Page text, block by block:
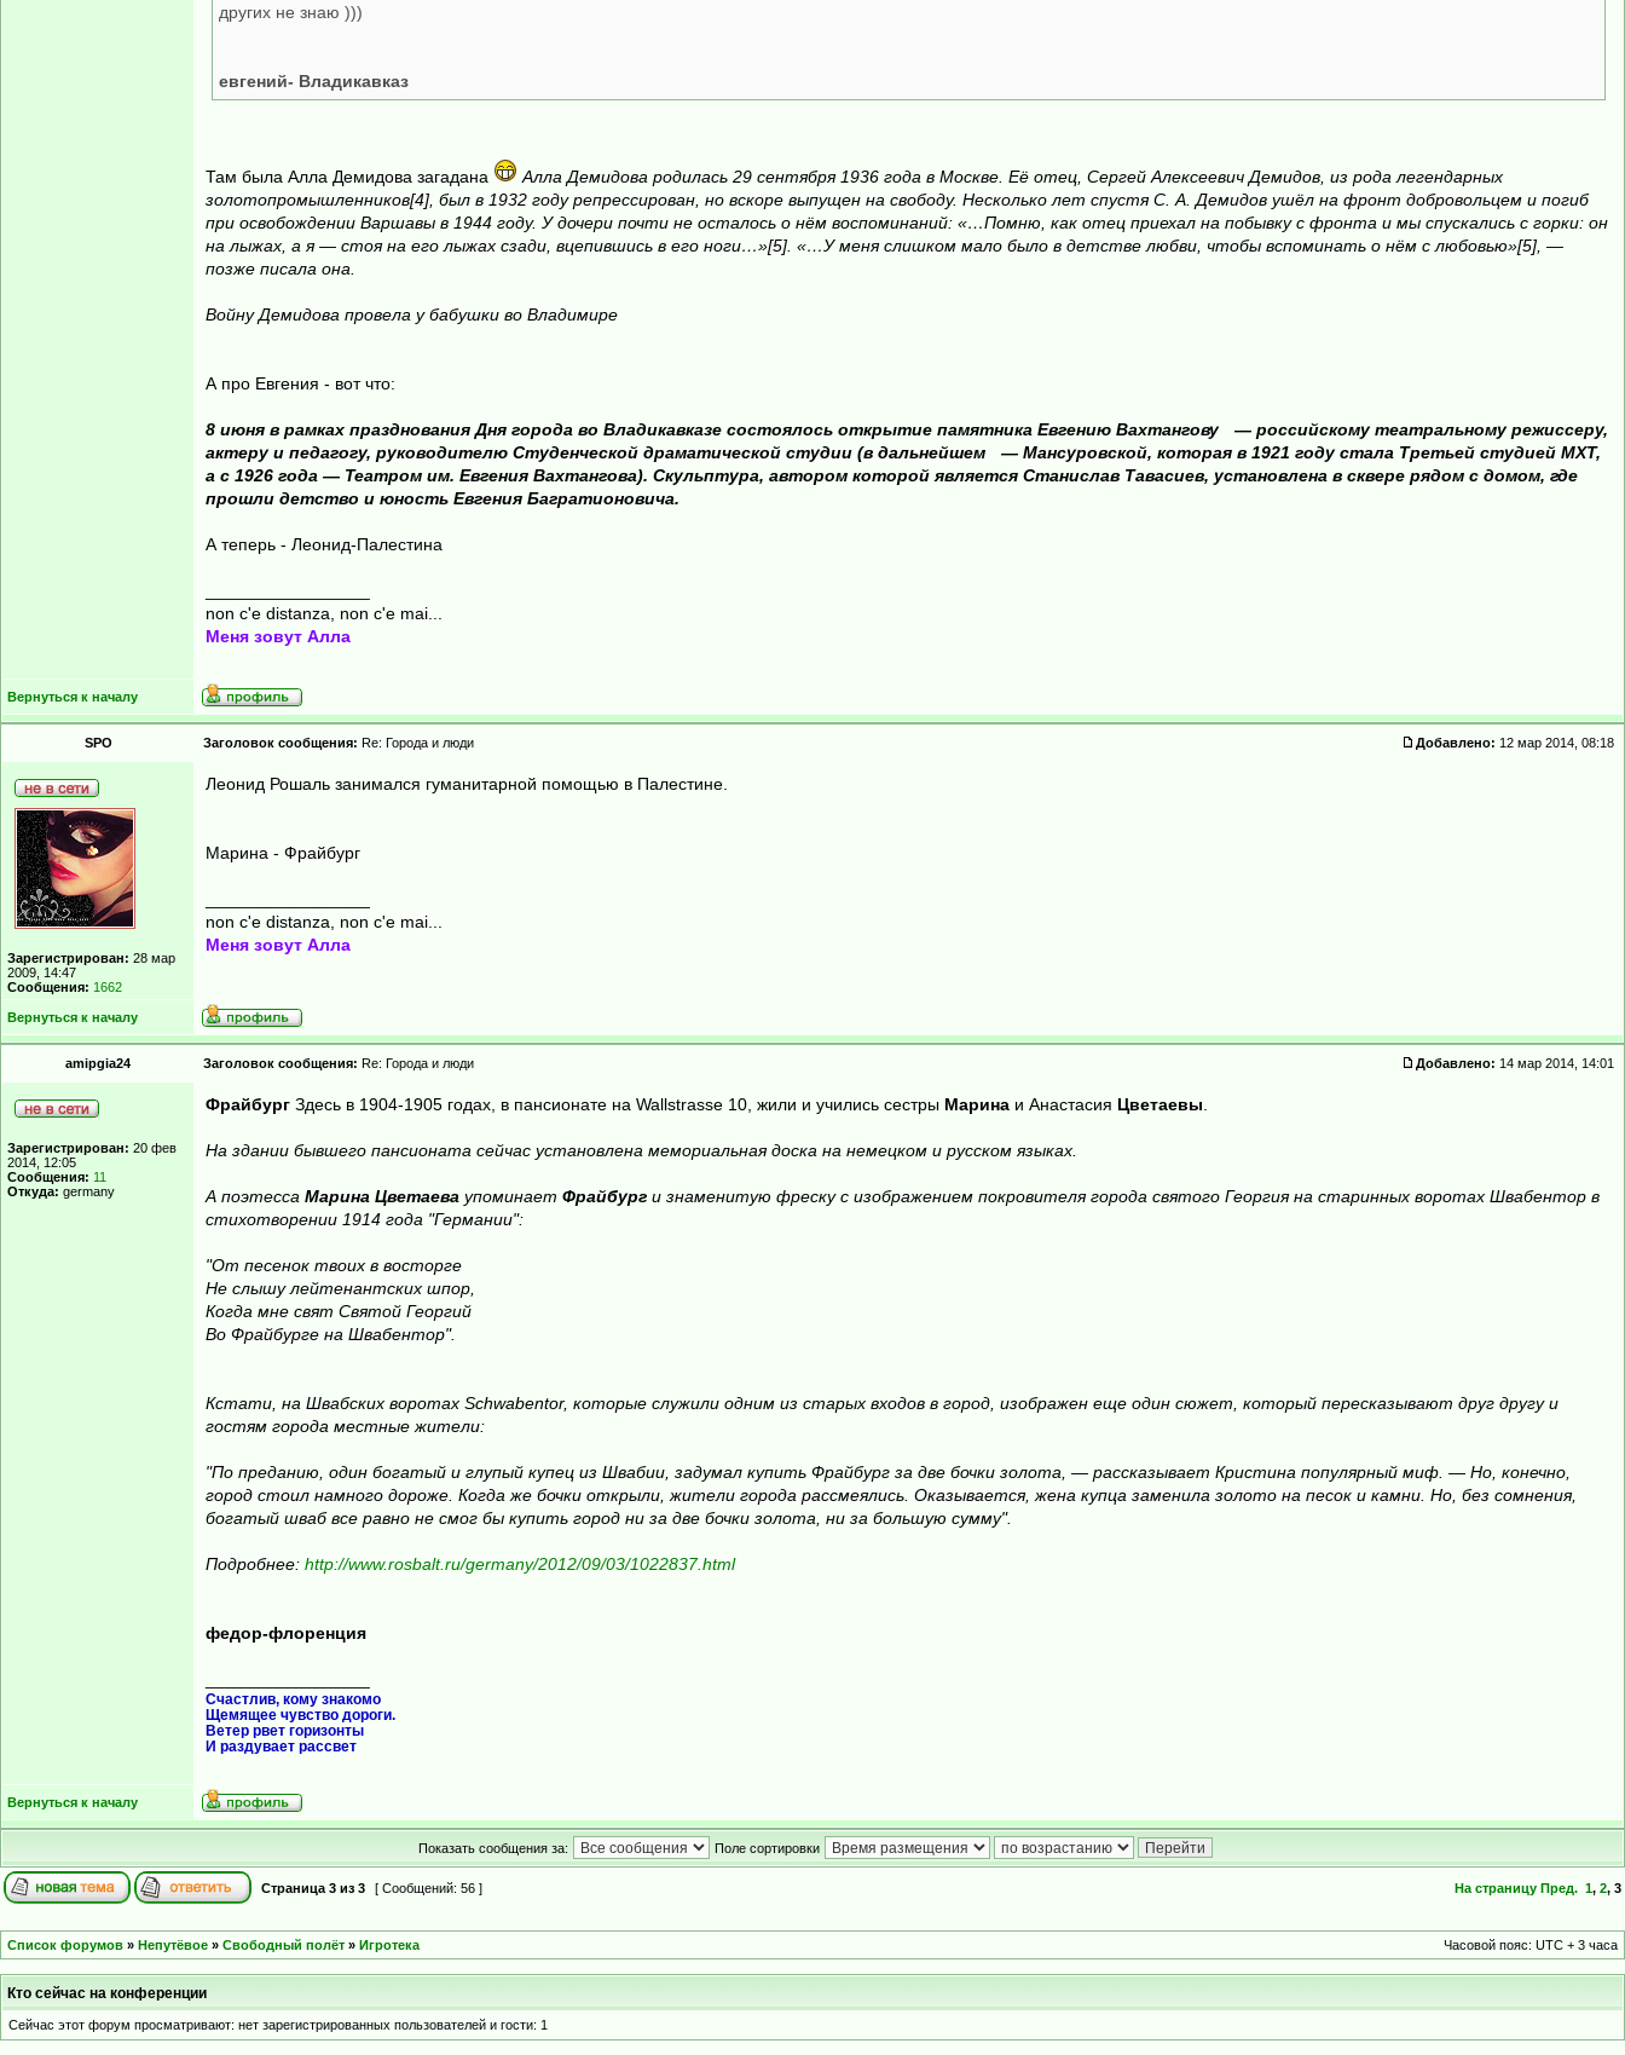
других не знаю )))
евгений- Владикавказ
Там была Алла Демидова загадана
Алла Демидова родилась 29 сентября 1936 года в Москве. Её отец, Сергей Алексеевич Демидов, из рода легендарных
золотопромышленников[4], был в 1932 году репрессирован, но вскоре выпущен на свободу. Несколько лет спустя С. А. Демидов ушёл на фронт добровольцем и погиб
при освобождении Варшавы в 1944 году. У дочери почти не осталось о нём воспоминаний: «…Помню, как отец приехал на побывку с фронта и мы спускались с горки: он
на лыжах, а я — стоя на его лыжах сзади, вцепившись в его ноги…»[5]. «…У меня слишком мало было в детстве любви, чтобы вспоминать о нём с любовью»[5], —
позже писала она.
Войну Демидова провела у бабушки во Владимире
А про Евгения - вот что:
8 июня в рамках празднования Дня города во Владикавказе состоялось открытие памятника Евгению Вахтангову — российскому театральному режиссеру,
актеру и педагогу, руководителю Студенческой драматической студии (в дальнейшем — Мансуровской, которая в 1921 году стала Третьей студией МХТ,
а с 1926 года — Театром им. Евгения Вахтангова). Скульптура, автором которой является Станислав Тавасиев, установлена в сквере рядом с домом, где
прошли детство и юность Евгения Багратионовича.
А теперь - Леонид-Палестина
non c'e distanza, non c'e mai...
Меня зовут Алла
Вернуться к началу
SPO Заголовок сообщения: Re: Города и люди Добавлено: 12 мар 2014, 08:18
Зарегистрирован: 28 мар
2009, 14:47
Сообщения: 1662
Леонид Рошаль занимался гуманитарной помощью в Палестине.
Марина - Фрайбург
non c'e distanza, non c'e mai...
Меня зовут Алла
Вернуться к началу
amipgia24 Заголовок сообщения: Re: Города и люди Добавлено: 14 мар 2014, 14:01
Зарегистрирован: 20 фев
2014, 12:05
Сообщения: 11
Откуда: germany
Фрайбург Здесь в 1904-1905 годах, в пансионате на Wallstrasse 10, жили и учились сестры Марина и Анастасия Цветаевы
На здании бывшего пансионата сейчас установлена мемориальная доска на немецком и русском языках.
А поэтесса Марина Цветаева упоминает Фрайбург и знаменитую фреску с изображением покровителя города святого Георгия на старинных воротах Швабентор в
стихотворении 1914 года "Германии":
"От песенок твоих в восторге
Не слышу лейтенантских шпор,
Когда мне свят Святой Георгий
Во Фрайбурге на Швабентор".
Кстати, на Швабских воротах Schwabentor, которые служили одним из старых входов в город, изображен еще один сюжет, который пересказывают друг другу и
гостям города местные жители:
"По преданию, один богатый и глупый купец из Швабии, задумал купить Фрайбург за две бочки золота, — рассказывает Кристина популярный миф. — Но, конечно,
город стоил намного дороже. Когда же бочки открыли, жители города рассмеялись. Оказывается, жена купца заменила золото на песок и камни. Но, без сомнения,
богатый шваб все равно не смог бы купить город ни за две бочки золота, ни за большую сумму".
Подробнее: http://www.rosbalt.ru/germany/2012/09/03/1022837.html
федор-флоренция
Счастлив, кому знакомо
Щемящее чувство дороги.
Ветер рвет горизонты
И раздувает рассвет
Вернуться к началу
Показать сообщения за: Поле сортировки
Страница 3 из 3 [ Сообщений: 56 ] На страницу Пред. 1, 2, 3
Список форумов » Непутёвое » Свободный полёт » Игротека Часовой пояс: UTC + 3 часа
Кто сейчас на конференции
Сейчас этот форум просматривают: нет зарегистрированных пользователей и гости: 1